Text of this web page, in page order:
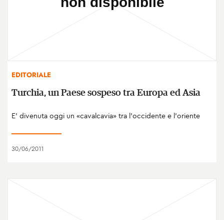
EDITORIALE
Turchia, un Paese sospeso tra Europa ed Asia
E' divenuta oggi un «cavalcavia» tra l’occidente e l’oriente
30/06/2011